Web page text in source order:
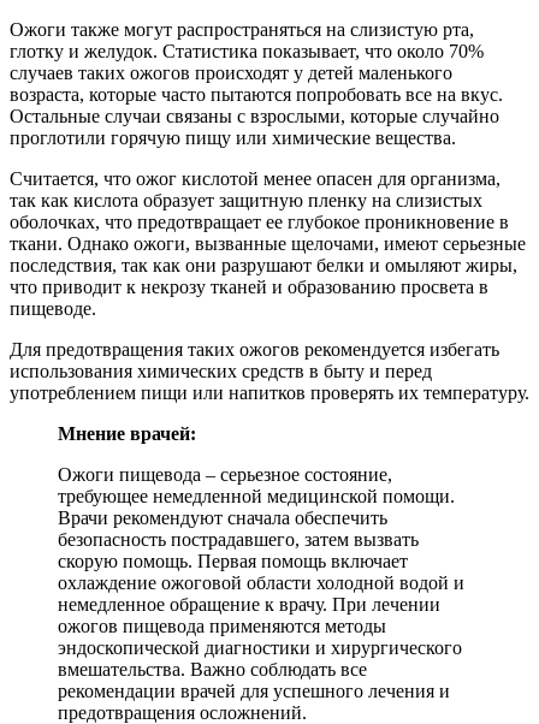
Ожоги также могут распространяться на слизистую рта,
глотку и желудок. Статистика показывает, что около 70%
случаев таких ожогов происходят у детей маленького
возраста, которые часто пытаются попробовать все на вкус.
Остальные случаи связаны с взрослыми, которые случайно
проглотили горячую пищу или химические вещества.
Считается, что ожог кислотой менее опасен для организма,
так как кислота образует защитную пленку на слизистых
оболочках, что предотвращает ее глубокое проникновение в
ткани. Однако ожоги, вызванные щелочами, имеют серьезные
последствия, так как они разрушают белки и омыляют жиры,
что приводит к некрозу тканей и образованию просвета в
пищеводе.
Для предотвращения таких ожогов рекомендуется избегать
использования химических средств в быту и перед
употреблением пищи или напитков проверять их температуру.
Мнение врачей:
Ожоги пищевода – серьезное состояние,
требующее немедленной медицинской помощи.
Врачи рекомендуют сначала обеспечить
безопасность пострадавшего, затем вызвать
скорую помощь. Первая помощь включает
охлаждение ожоговой области холодной водой и
немедленное обращение к врачу. При лечении
ожогов пищевода применяются методы
эндоскопической диагностики и хирургического
вмешательства. Важно соблюдать все
рекомендации врачей для успешного лечения и
предотвращения осложнений.